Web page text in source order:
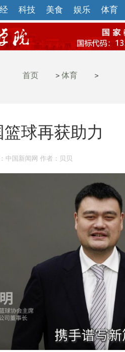
科技 美食 娱乐 体育
首页 > 体育 >
球再获助力
中国新闻网 作者：贝贝